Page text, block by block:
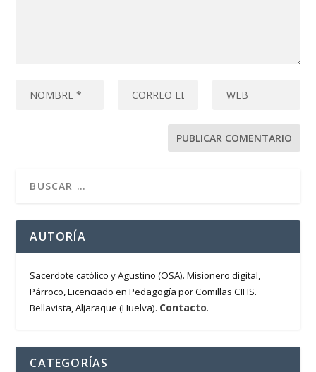
AUTORÍA
Sacerdote católico y Agustino (OSA). Misionero digital,
Párroco, Licenciado en Pedagogía por Comillas CIHS.
Bellavista, Aljaraque (Huelva). Contacto.
CATEGORÍAS